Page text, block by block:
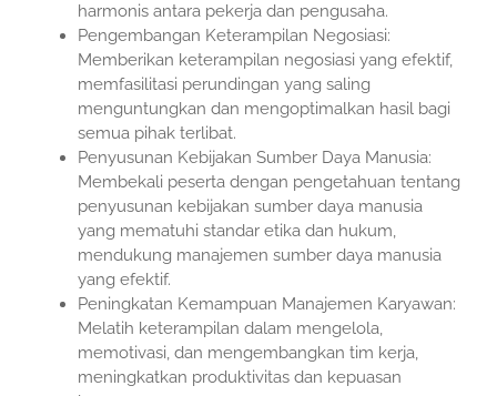
harmonis antara pekerja dan pengusaha.
Pengembangan Keterampilan Negosiasi:
Memberikan keterampilan negosiasi yang efektif,
memfasilitasi perundingan yang saling
menguntungkan dan mengoptimalkan hasil bagi
semua pihak terlibat.
Penyusunan Kebijakan Sumber Daya Manusia:
Membekali peserta dengan pengetahuan tentang
penyusunan kebijakan sumber daya manusia
yang mematuhi standar etika dan hukum,
mendukung manajemen sumber daya manusia
yang efektif.
Peningkatan Kemampuan Manajemen Karyawan:
Melatih keterampilan dalam mengelola,
memotivasi, dan mengembangkan tim kerja,
meningkatkan produktivitas dan kepuasan